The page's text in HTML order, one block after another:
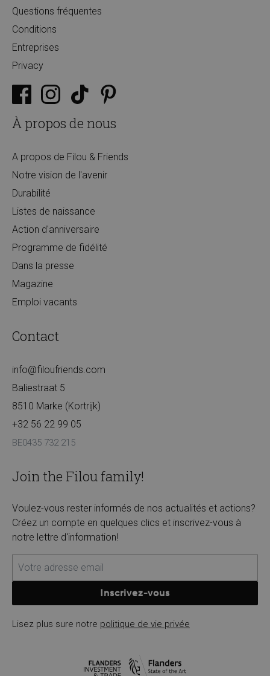
Questions fréquentes
Conditions
Entreprises
Privacy
À propos de nous
A propos de Filou & Friends
Notre vision de l'avenir
Durabilité
Listes de naissance
Action d'anniversaire
Programme de fidélité
Dans la presse
Magazine
Emploi vacants
Contact
info@filoufriends.com
Baliestraat 5
8510 Marke (Kortrijk)
+32 56 22 99 05
BE0435 732 215
Join the Filou family!
Voulez-vous rester informés de nos actualités et actions?
Créez un compte en quelques clics et inscrivez-vous à
notre lettre d'information!
Inscrivez-vous
Lisez plus sure notre politique de vie privée